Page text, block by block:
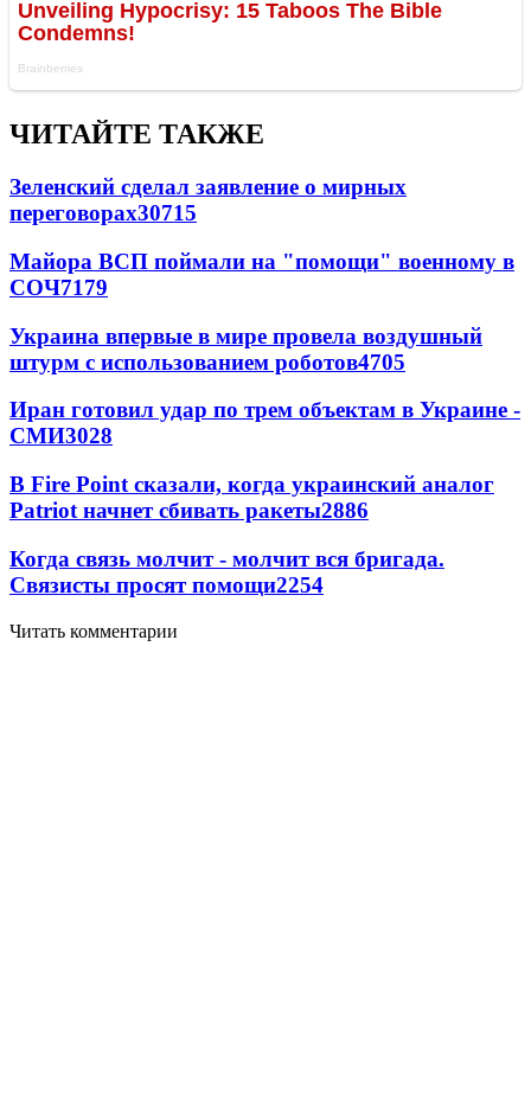
ЧИТАЙТЕ ТАКЖЕ
Зеленский сделал заявление о мирных
переговорах30715
Майора ВСП поймали на "помощи" военному в
СОЧ7179
Украина впервые в мире провела воздушный
штурм с использованием роботов4705
Иран готовил удар по трем объектам в Украине -
СМИ3028
В Fire Point сказали, когда украинский аналог
Patriot начнет сбивать ракеты2886
Когда связь молчит - молчит вся бригада.
Связисты просят помощи2254
Читать комментарии